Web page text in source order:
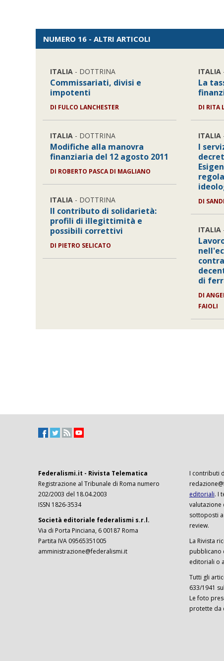
NUMERO 16 - ALTRI ARTICOLI
ITALIA - DOTTRINA
Commissariati, divisi e
impotenti
DI FULCO LANCHESTER
ITALIA - DOTTRINA
Modifiche alla manovra
finanziaria del 12 agosto 2011
DI ROBERTO PASCA DI MAGLIANO
ITALIA - DOTTRINA
Il contributo di solidarietà:
profili di illegittimità e
possibili correttivi
DI PIETRO SELICATO
ITALIA
La
DI RITA
ITALIA
I
DI
ITALIA
di
DI
FAIOLI
Federalismi.it - Rivista Telematica
Registrazione al Tribunale di Roma numero
202/2003 del 18.04.2003
ISSN 1826-3534
Società editoriale federalismi s.r.l.
Via di Porta Pinciana, 6 00187 Roma
Partita IVA 09565351005
amministrazione@federalismi.it
I contributi
editoriali. I
valutazione
sottoposti
review.
La Rivista
pubblicano
editoriali o
Tutti gli
633/1941
Le foto
protette da